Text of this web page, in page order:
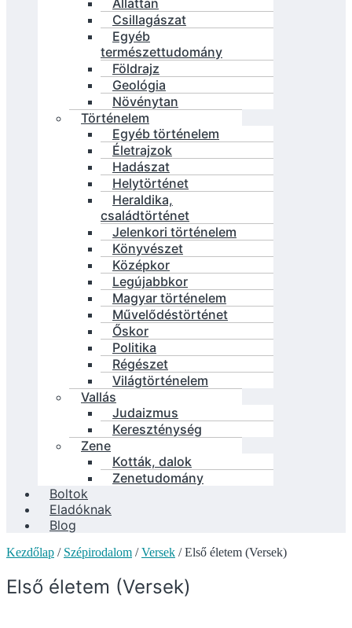
Csillagászat
Egyéb
természettudomány
Földrajz
Geológia
Növénytan
Történelem
Egyéb történelem
Életrajzok
Hadászat
Helytörténet
Heraldika,
családtörténet
Jelenkori történelem
Könyvészet
Középkor
Legújabbkor
Magyar történelem
Művelődéstörténet
Őskor
Politika
Régészet
Világtörténelem
Vallás
Judaizmus
Kereszténység
Zene
Kották, dalok
Zenetudomány
Boltok
Eladóknak
Blog
Kezdőlap / Szépirodalom /Versek / Első életem (Versek)
Első életem (Versek)